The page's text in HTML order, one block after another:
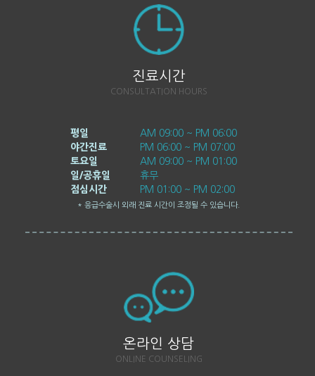
진료시간
CONSULTATION HOURS
평일
AM 09:00 ~ PM 06:00
야간진료
PM 06:00 ~ PM 07:00
토요일
AM 09:00 ~ PM 01:00
일/공휴일
휴무
점심시간
PM 01:00 ~ PM 02:00
* 응급수술시 외래 진료 시간이 조정될 수 있습니다.
온라인 상담
ONLINE COUNSELING